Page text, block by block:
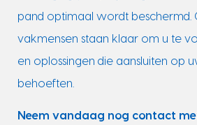
pand optimaal wordt beschermd.
vakmensen staan klaar om u te
en oplossingen die aansluiten op
behoeften.
Neem vandaag nog contact